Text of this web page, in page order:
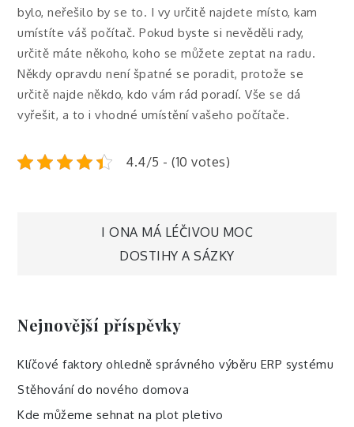
bylo, neřešilo by se to. I vy určitě najdete místo, kam
umístíte váš počítač. Pokud byste si nevěděli rady,
určitě máte někoho, koho se můžete zeptat na radu.
Někdy opravdu není špatné se poradit, protože se
určitě najde někdo, kdo vám rád poradí. Vše se dá
vyřešit, a to i vhodné umístění vašeho počítače.
4.4/5 - (10 votes)
Navigace
příspěvek
I ONA MÁ LÉČIVOU MOC
DOSTIHY A SÁZKY
Nejnovější příspěvky
Klíčové faktory ohledně správného výběru ERP systému
Stěhování do nového domova
Kde můžeme sehnat na plot pletivo